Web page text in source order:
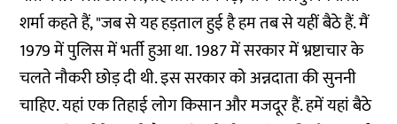
शर्मा कहते हैं, "जब से यह हड़ताल हुई है हम तब से यहीं बैठे हैं. मैं
1979 में पुलिस में भर्ती हुआ था. 1987 में सरकार में भ्रष्टाचार के
चलते नौकरी छोड़ दी थी. इस सरकार को अन्नदाता की सुननी
चाहिए. यहां एक तिहाई लोग किसान और मजदूर हैं. हमें यहां बैठे